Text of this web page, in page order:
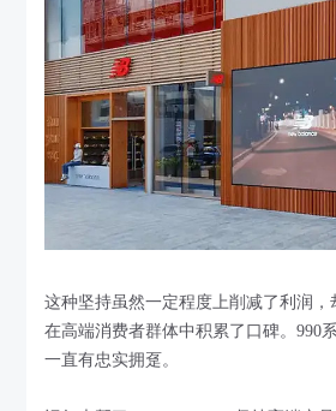
这种坚持虽然一定程度上削减了利润，
在高端消费者群体中积累了口碑。990
一直有忠实拥趸。